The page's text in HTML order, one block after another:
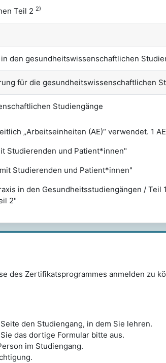
Teil 2 2)
den gesundheitswissenschaftlichen
für die gesundheitswissenschaftlichen
Studiengänge
„Arbeitseinheiten (AE)“ verwendet. 1
Studierenden und Patient*innen"
Studierenden und Patient*innen"
in den Gesundheitsstudiengängen / Teil
2"
des Zertifikatsprogrammes anmelden zu
den Studiengang, in dem Sie lehren.
das dortige Formular bitte aus.
im Studiengang.